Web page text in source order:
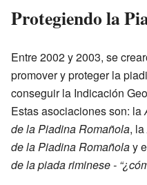
Protegiendo la
Entre 2002 y 2003, se
promover y proteger la
conseguir la Indicación
Estas asociaciones son: la
de la Piadina Romañola, la
de la Piadina Romañolay
de la piada riminese -